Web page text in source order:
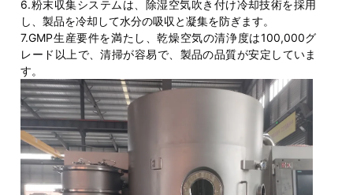
6.粉末収集システムは、除湿空気吹き付け冷却技術を採用
し、製品を冷却して水分の吸収と凝集を防ぎます。
7.GMP生産要件を満たし、乾燥空気の清浄度は100,000グ
レード以上で、清掃が容易で、製品の品質が安定していま
す。